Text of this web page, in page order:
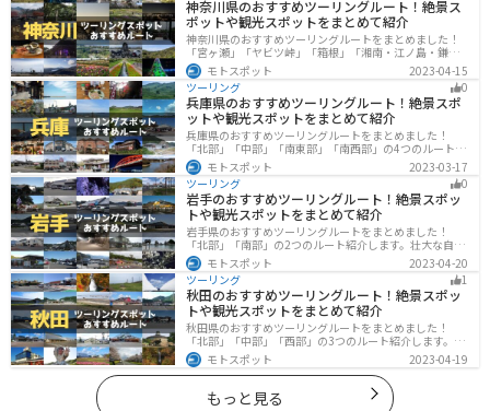
神奈川県のおすすめツーリングルート！絶景ス
ポットや観光スポットをまとめて紹介
神奈川県のおすすめツーリングルートをまとめました！
「宮ヶ瀬」「ヤビツ峠」「箱根」「湘南・江ノ島・鎌
倉」「三浦」「みなとみらい」の6つのルート紹介しま
す。自然豊かなスポット、歴史ある観光名所、都市部で
楽しめるツーリングスポットまで多数あります。バイク
で神奈川県にツーリングに行く際は参考にしてくださ
い。
モトスポット
2023-04-15
ツーリング
0
兵庫県のおすすめツーリングルート！絶景スポ
ットや観光スポットをまとめて紹介
兵庫県のおすすめツーリングルートをまとめました！
「北部」「中部」「南東部」「南西部」の4つのルート紹
介します。自然豊かな山を堪能できる北部と中部、街中
で海辺の南部と違った楽しみ方ができます。バイクで兵
庫県にツーリングに行く際は参考にしてください。
モトスポット
2023-03-17
ツーリング
0
岩手のおすすめツーリングルート！絶景スポッ
トや観光スポットをまとめて紹介
岩手県のおすすめツーリングルートをまとめました！
「北部」「南部」の2つのルート紹介します。壮大な自然
や歴史的な観光スポットが多く存在するので楽しめま
す。バイクで岩手県にツーリングに行く際は参考にして
ください。
モトスポット
2023-04-20
ツーリング
1
秋田のおすすめツーリングルート！絶景スポッ
トや観光スポットをまとめて紹介
秋田県のおすすめツーリングルートをまとめました！
「北部」「中部」「西部」の3つのルート紹介します。自
然豊かな山々や湖、温泉地が点在し、四季折々の景色を
楽しめるスポットが多数あります。バイクで秋田県にツ
ーリングに行く際は参考にしてください。
モトスポット 2023-04-19
もっと見る